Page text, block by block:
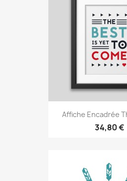
Affiche Encadrée
34,80 €